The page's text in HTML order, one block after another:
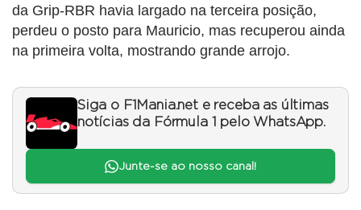
da Grip-RBR havia largado na terceira posição,
perdeu o posto para Mauricio, mas recuperou ainda
na primeira volta, mostrando grande arrojo.
Siga o F1Mania.net e receba as últimas
notícias da Fórmula 1 pelo WhatsApp.
Junte-se ao nosso canal!